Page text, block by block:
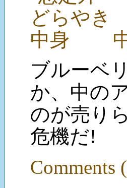
ブルーベ
か、中の
のが売り
危機だ!
Comments